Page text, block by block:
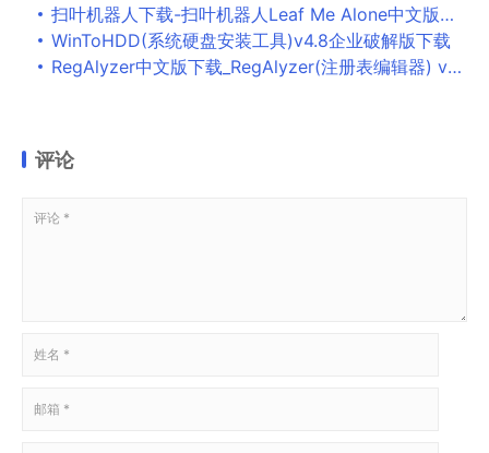
扫叶机器人下载-扫叶机器人Leaf Me Alone中文版下载
WinToHDD(系统硬盘安装工具)v4.8企业破解版下载
RegAlyzer中文版下载_RegAlyzer(注册表编辑器) v1.1 电脑版
评论